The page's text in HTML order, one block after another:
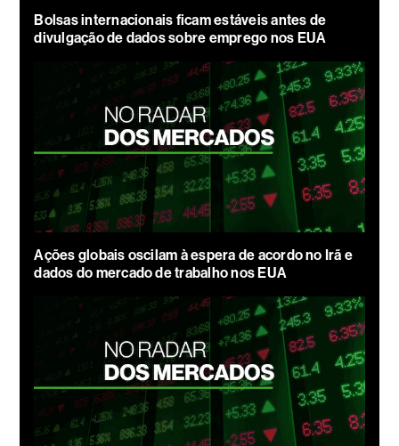
Bolsas internacionais ficam estáveis antes de
divulgação de dados sobre emprego nos EUA
Ações globais oscilam à espera de acordo no Irã e
dados do mercado de trabalho nos EUA